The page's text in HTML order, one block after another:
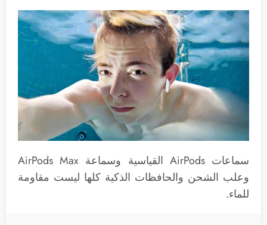
سماعات AirPods القياسية وسماعة AirPods Max
وعلب الشحن والحافظات الذكية كلها ليست مقاومة
للماء.